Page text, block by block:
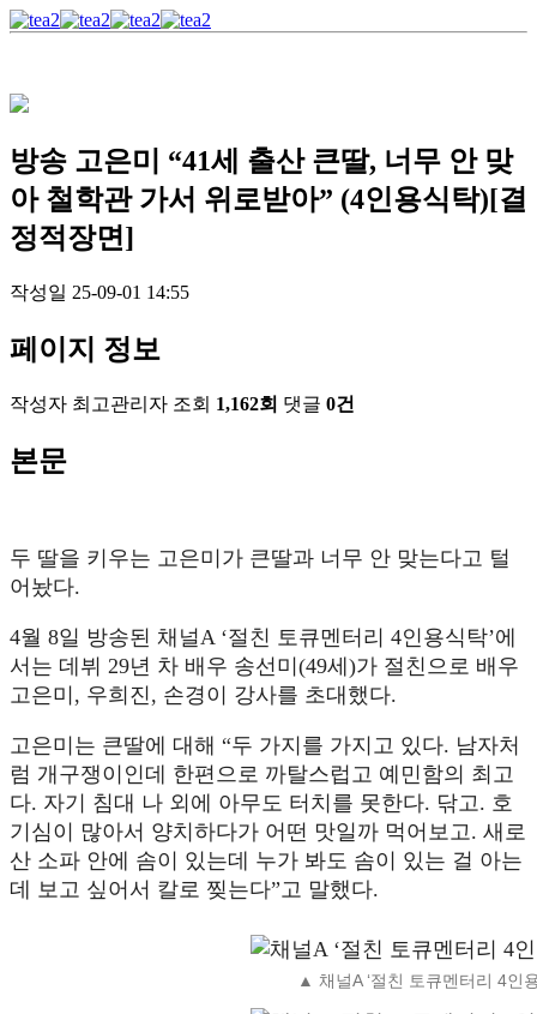
방송 고은미 “41세 출산 큰딸, 너무 안 맞
아 철학관 가서 위로받아” (4인용식탁)[결
정적장면]
작성일 25-09-01 14:55
페이지 정보
작성자 최고관리자 조회 1,162회 댓글 0건
본문
두 딸을 키우는 고은미가 큰딸과 너무 안 맞는다고 털
어놨다.
4월 8일 방송된 채널A ‘절친 토큐멘터리 4인용식탁’에
서는 데뷔 29년 차 배우 송선미(49세)가 절친으로 배우
고은미, 우희진, 손경이 강사를 초대했다.
고은미는 큰딸에 대해 “두 가지를 가지고 있다. 남자처
럼 개구쟁이인데 한편으로 까탈스럽고 예민함의 최고
다. 자기 침대 나 외에 아무도 터치를 못한다. 닦고. 호
기심이 많아서 양치하다가 어떤 맛일까 먹어보고. 새로
산 소파 안에 솜이 있는데 누가 봐도 솜이 있는 걸 아는
데 보고 싶어서 칼로 찢는다”고 말했다.
▲ 채널A ‘절친 토큐멘터리 4인